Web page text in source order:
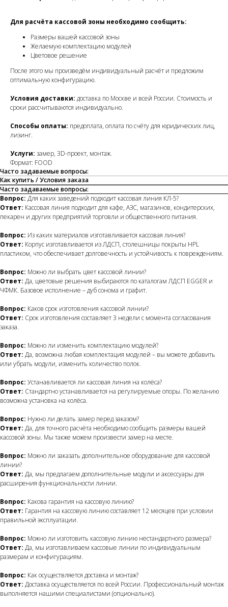
Для расчёта кассовой зоны необходимо сообщить:
Размеры вашей кассовой зоны
Желаемую комплектацию модулей
Цветовое решение
После этого мы произведём индивидуальный расчёт и предложим
оптимальную конфигурацию.
Условия доставки: доставка по Москве и всей России. Стоимость и
сроки рассчитываются индивидуально.
Способы оплаты: предоплата, оплата по счёту для юридических лиц,
лизинг.
Услуги: замер, 3D-проект, монтаж.
Формат: FOOD
Часто задаваемые вопросы:
Как купить / Условия заказа
Часто задаваемые вопросы:
Вопрос: Для каких заведений подходит кассовая линия КЛ-5?
Ответ: Кассовая линия подходит для кафе, АЗС, магазинов, кондитерских,
пекарен и других предприятий торговли и общественного питания.
Вопрос: Из каких материалов изготавливается кассовая линия?
Ответ: Корпус изготавливается из ЛДСП, столешницы покрыты HPL
пластиком, что обеспечивает долговечность и устойчивость к повреждениям.
Вопрос: Можно ли выбрать цвет кассовой линии?
Ответ: Да, цветовые решения выбираются по каталогам ЛДСП EGGER и
ЧФМК. Базовое исполнение – дуб сонома и графит.
Вопрос: Каков срок изготовления кассовой линии?
Ответ: Срок изготовления составляет 3 недели с момента согласования
заказа.
Вопрос: Можно ли изменить комплектацию модулей?
Ответ: Да, возможна любая комплектация модулей – вы можете добавить
или убрать модули, изменить количество полок.
Вопрос: Устанавливается ли кассовая линия на колёса?
Ответ: Стандартно устанавливается на регулируемые опоры. По желанию
возможна установка на колёса.
Вопрос: Нужно ли делать замер перед заказом?
Ответ: Да, для точного расчёта необходимо сообщить размеры вашей
кассовой зоны. Мы также можем произвести замер на месте.
Вопрос: Можно ли заказать дополнительное оборудование для кассовой
линии?
Ответ: Да, мы предлагаем дополнительные модули и аксессуары для
расширения функциональности линии.
Вопрос: Какова гарантия на кассовую линию?
Ответ: Гарантия на кассовую линию составляет 12 месяцев при условии
правильной эксплуатации.
Вопрос: Можно ли изготовить кассовую линию нестандартного размера?
Ответ: Да, мы изготавливаем кассовые линии по индивидуальным
размерам и конфигурациям.
Вопрос: Как осуществляется доставка и монтаж?
Ответ: Доставка осуществляется по всей России. Профессиональный монтаж
выполняется нашими специалистами (опционально).